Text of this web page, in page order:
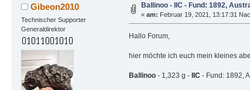
Gibeon2010
Technischer Supporter
Generaldirektor
Ballinoo - IIC - Fund: 1892,
« am: Februar 19, 2021, 13:17:31
Hallo Forum,
hier möchte ich euch mein kleines
Ballinoo- 1,323 g - IIC - Fund: 1892,